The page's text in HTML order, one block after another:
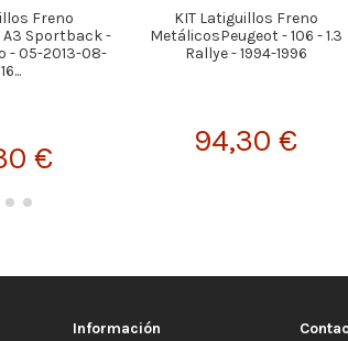
Freno
A3 Sportback -
- 05-2013-08-
€
KIT Latiguillos Freno
MetálicosPeugeot - 106 - 1.3
Rallye - 1994-1996
94,30 €
Información